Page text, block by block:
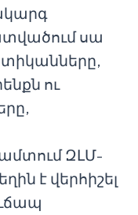
սա
ու
ԶԼՄ-
է վերհիշել